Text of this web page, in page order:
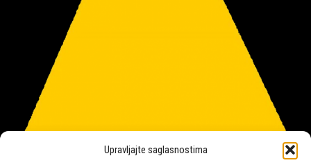
Upravljajte saglasnostima